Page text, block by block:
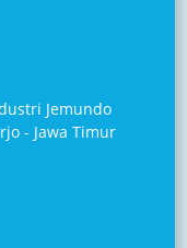
Jemundo
- Jawa Timur